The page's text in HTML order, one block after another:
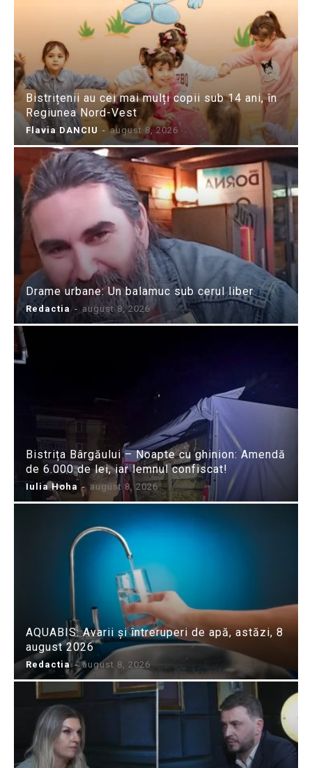
Bistrițenii au cei mai mulți copii sub 14 ani, în
Regiunea Nord-Vest
Flavia DANCIU - august 8, 2026
Drame urbane: Un balamuc sub cerul liber
Redactia - august 8, 2026
Bistrița Bârgăului – Noapte cu ghinion: Amendă
de 6.000 de lei, iar lemnul confiscat!
Iulia Hoha - august 8, 2026
AQUABIS: Avarii și întreruperi de apă, astăzi, 8
august 2026
Redactia - august 8, 2026